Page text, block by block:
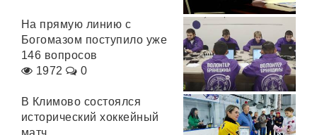
На прямую линию с
Богомазом поступило уже
146 вопросов
1972
0
В Климово состоялся
исторический хоккейный
матч